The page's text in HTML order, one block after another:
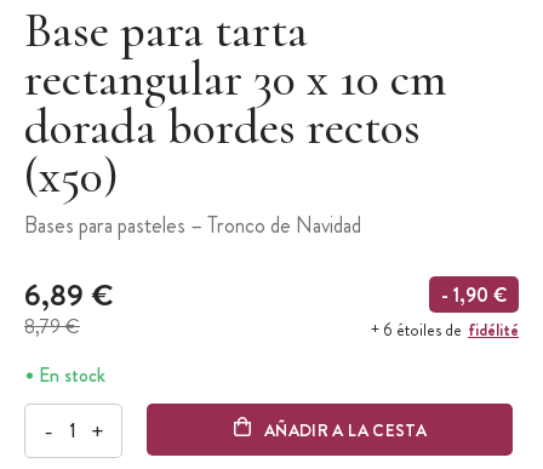
Base para tarta
rectangular 30 x 10 cm
dorada bordes rectos
(x50)
Bases para pasteles – Tronco de Navidad
6,89 €
8,79 €
- 1,90 €
+ 6 étoiles de fidélité
En stock
- + AÑADIR A LA CESTA